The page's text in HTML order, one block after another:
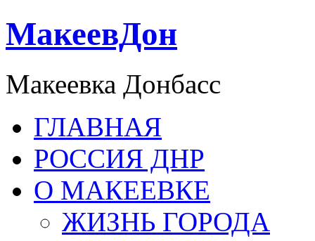
МакеевДон
Макеевка Донбасс
ГЛАВНАЯ
РОССИЯ ДНР
О МАКЕЕВКЕ
ЖИЗНЬ ГОРОДА